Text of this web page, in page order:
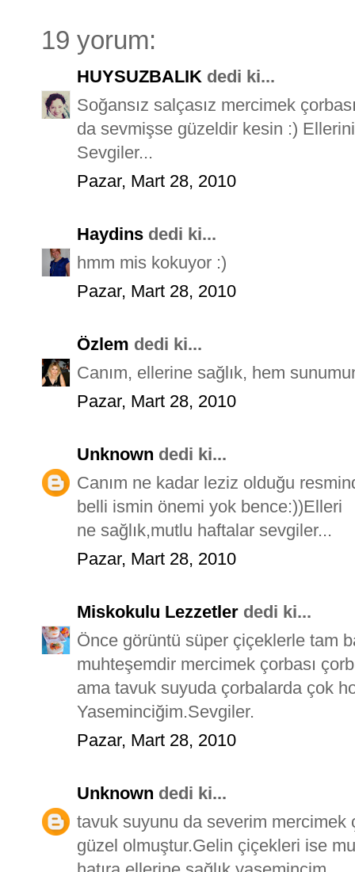
19 yorum:
HUYSUZBALIK dedi ki...
Soğansız salçasız mercimek
da sevmişse güzeldir kesin :)
Sevgiler...
Pazar, Mart 28, 2010
Haydins dedi ki...
hmm mis kokuyor :)
Pazar, Mart 28, 2010
Özlem dedi ki...
Canım, ellerine sağlık, hem
Pazar, Mart 28, 2010
Unknown dedi ki...
Canım ne kadar leziz olduğu
belli ismin önemi yok bence:))Elleri
ne sağlık,mutlu haftalar sevgiler...
Pazar, Mart 28, 2010
Miskokulu Lezzetler dedi ki...
Önce görüntü süper çiçeklerle tam
muhteşemdir mercimek çorbası
ama tavuk suyuda çorbalarda çok
Yaseminciğim.Sevgiler.
Pazar, Mart 28, 2010
Unknown dedi ki...
tavuk suyunu da severim mercimek
güzel olmuştur.Gelin çiçekleri ise